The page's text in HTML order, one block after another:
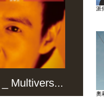
Multivers...
派
奧